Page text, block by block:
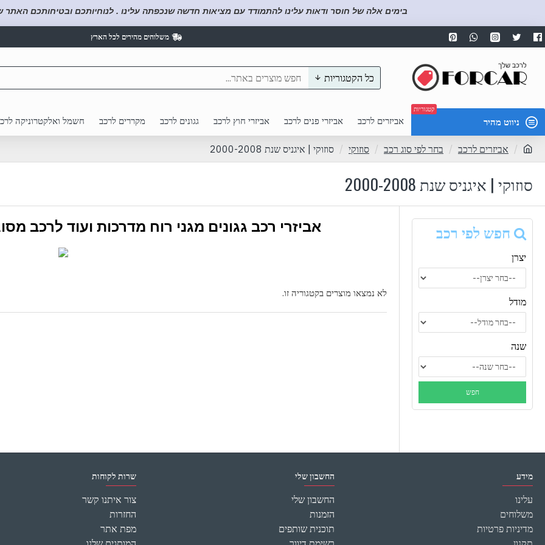
בימים אלה של חוסר ודאות עלינו להתמודד עם מציאות חדשה שנכפתה עלינו . לנוחיותכם ובטיחותכם האתר
משלוחים מהירים לכל הארץ
כל הקטגוריות
ניווט מהיר
קטגוריות
אביזרים לרכב אביזרי פנים לרכב אביזרי חוץ לרכב גגונים לרכב מקררים לרכב חשמל ואלקטרוניקה
אביזרים לרכב בחר לפי סוג רכב סוזוקי סוזוקי | איגניס שנת 2000-2008
סוזוקי | איגניס שנת 2000-2008
חפש לפי רכב
יצרן
מודל
שנה
אביזרי רכב גגונים מגני רוח מדרכות ועוד לרכב
לא נמצאו מוצרים בקטגוריה זו.
מידע
עלינו
משלוחים
מדיניות פרטיות
החשבון שלי
החשבון שלי
הזמנות
תוכנית שותפים
שרות לקוחות
צור איתנו קשר
החזרות
מפת אתר